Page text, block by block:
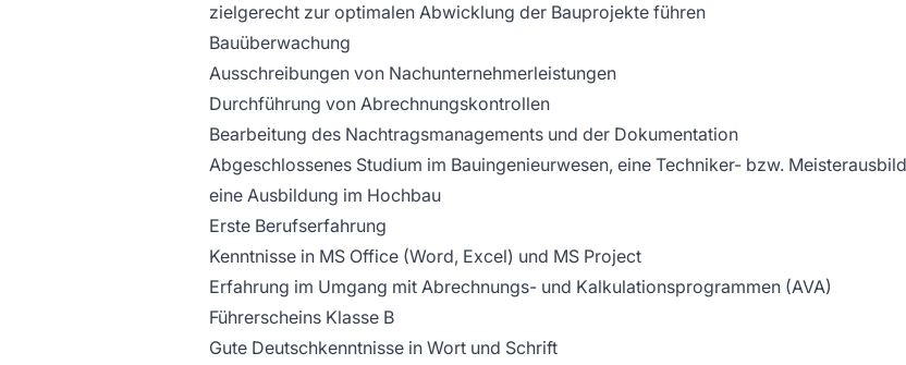
zielgerecht zur optimalen Abwicklung der Bauprojekte führen
Bauüberwachung
Ausschreibungen von Nachunternehmerleistungen
Durchführung von Abrechnungskontrollen
Bearbeitung des Nachtragsmanagements und der Dokumentation
Abgeschlossenes Studium im Bauingenieurwesen, eine Techniker- bzw.
eine Ausbildung im Hochbau
Erste Berufserfahrung
Kenntnisse in MS Office (Word, Excel) und MS Project
Erfahrung im Umgang mit Abrechnungs- und Kalkulationsprogrammen (AVA)
Führerscheins Klasse B
Gute Deutschkenntnisse in Wort und Schrift